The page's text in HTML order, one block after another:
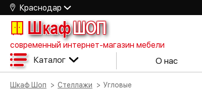
Краснодар
ШкафШОП
современный интернет-магазин мебели
Каталог О нас
Шкаф Шоп Стеллажи Угловые